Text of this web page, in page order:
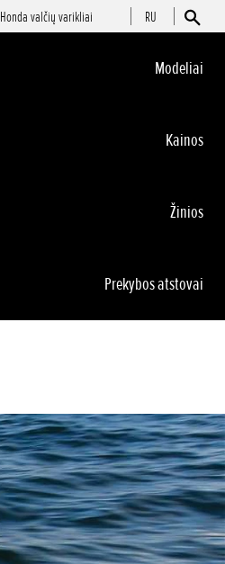
Honda valčių varikliai RU
Modeliai
Kainos
Žinios
Prekybos atstovai